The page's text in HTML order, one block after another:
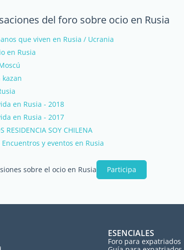
del foro sobre ocio en Rusia
que viven en Rusia / Ucrania
en Rusia
en Rusia - 2018
en Rusia - 2017
RESIDENCIA SOY CHILENA
y eventos en Rusia
sobre el ocio en Rusia Participa
ESENCIALES
Foro para expatriados